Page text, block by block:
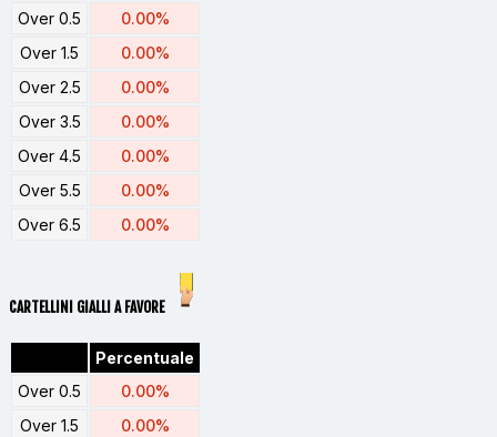
Over 0.5
0.00%
Over 1.5
0.00%
Over 2.5
0.00%
Over 3.5
0.00%
Over 4.5
0.00%
Over 5.5
0.00%
Over 6.5
0.00%
CARTELLINI GIALLI A FAVORE
Percentuale
Over 0.5
0.00%
Over 1.5
0.00%